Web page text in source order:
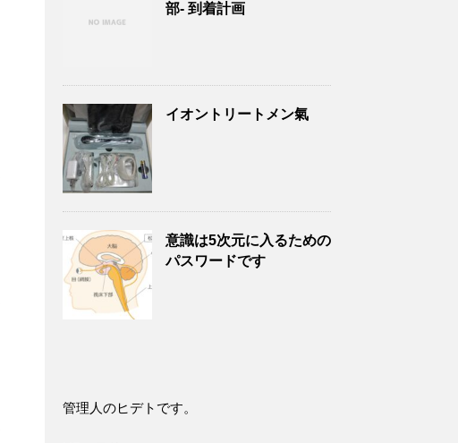
部- 到着計画
イオントリートメン氣
意識は5次元に入るための
パスワードです
管理人のヒデトです。